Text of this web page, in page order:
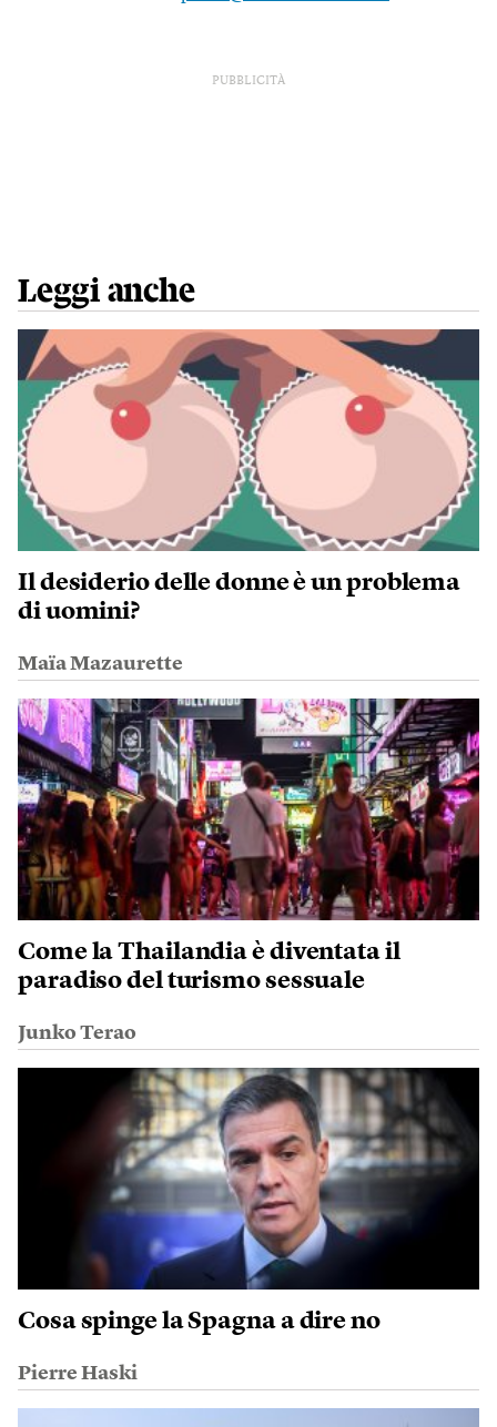
PUBBLICITÀ
Leggi anche
Il desiderio delle donne è un problema
di uomini?
Maïa Mazaurette
Come la Thailandia è diventata il
paradiso del turismo sessuale
Junko Terao
Cosa spinge la Spagna a dire no
Pierre Haski